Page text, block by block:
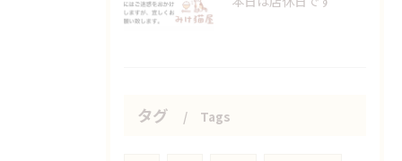
タグ Tags